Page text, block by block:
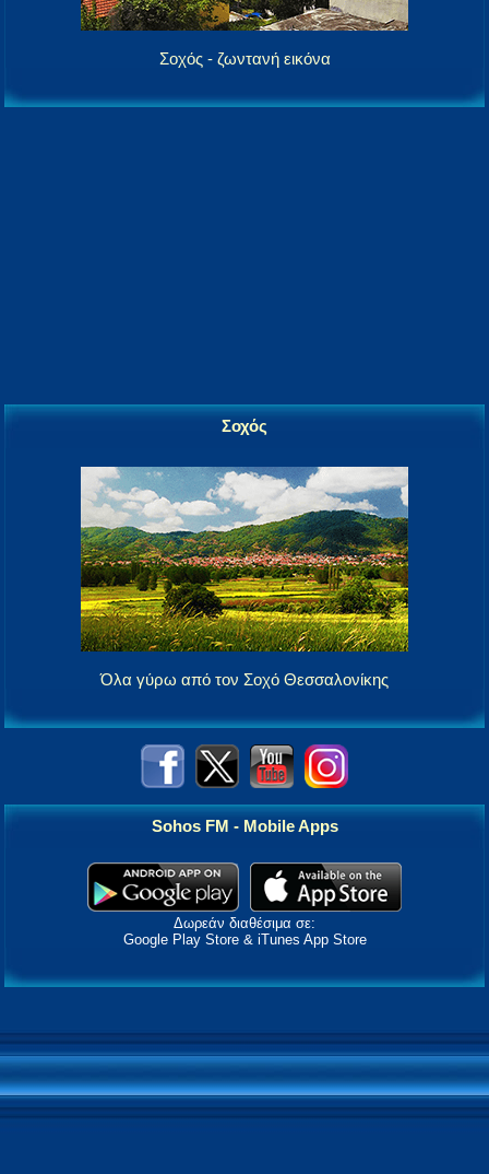
Σοχός - ζωντανή εικόνα
Σοχός
Όλα γύρω από τον Σοχό Θεσσαλονίκης
Sohos FM - Mobile Apps
Δωρεάν διαθέσιμα σε:
Google Play Store & iTunes App Store